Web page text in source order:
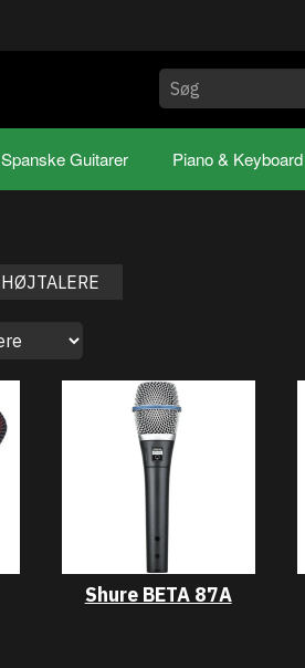
Spanske Guitarer Piano & Keyboard
HØJTALERE
Shure BETA 87A